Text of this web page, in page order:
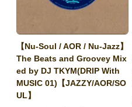
【Nu-Soul / AOR / Nu-Jazz】
The Beats and Groovey Mix
ed by DJ TKYM(DRIP With
MUSIC 01)【JAZZY/AOR/SO
UL】